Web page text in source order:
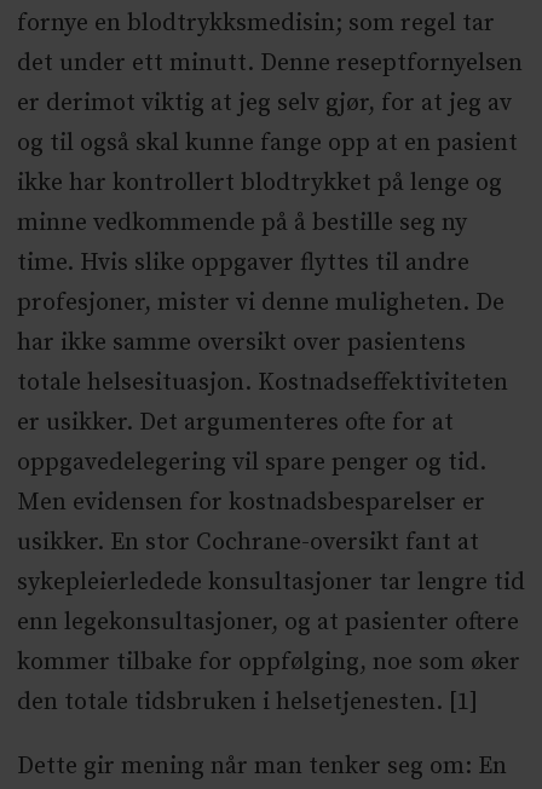
fornye en blodtrykksmedisin; som regel tar
det under ett minutt. Denne reseptfornyelsen
er derimot viktig at jeg selv gjør, for at jeg av
og til også skal kunne fange opp at en pasient
ikke har kontrollert blodtrykket på lenge og
minne vedkommende på å bestille seg ny
time. Hvis slike oppgaver flyttes til andre
profesjoner, mister vi denne muligheten. De
har ikke samme oversikt over pasientens
totale helsesituasjon. Kostnadseffektiviteten
er usikker. Det argumenteres ofte for at
oppgavedelegering vil spare penger og tid.
Men evidensen for kostnadsbesparelser er
usikker. En stor Cochrane-oversikt fant at
sykepleierledede konsultasjoner tar lengre tid
enn legekonsultasjoner, og at pasienter oftere
kommer tilbake for oppfølging, noe som øker
den totale tidsbruken i helsetjenesten. [1]
Dette gir mening når man tenker seg om: En